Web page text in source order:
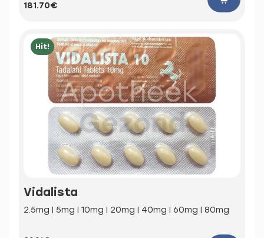
181.70€
Hit!
Vidalista
2.5mg | 5mg | 10mg | 20mg | 40mg | 60mg | 80mg